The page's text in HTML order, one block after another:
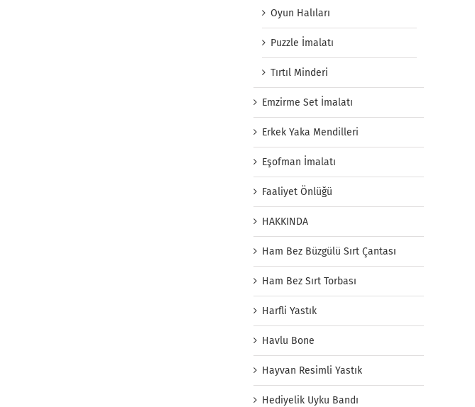
Oyun Halıları
Puzzle İmalatı
Tırtıl Minderi
Emzirme Set İmalatı
Erkek Yaka Mendilleri
Eşofman İmalatı
Faaliyet Önlüğü
HAKKINDA
Ham Bez Büzgülü Sırt Çantası
Ham Bez Sırt Torbası
Harfli Yastık
Havlu Bone
Hayvan Resimli Yastık
Hediyelik Uyku Bandı